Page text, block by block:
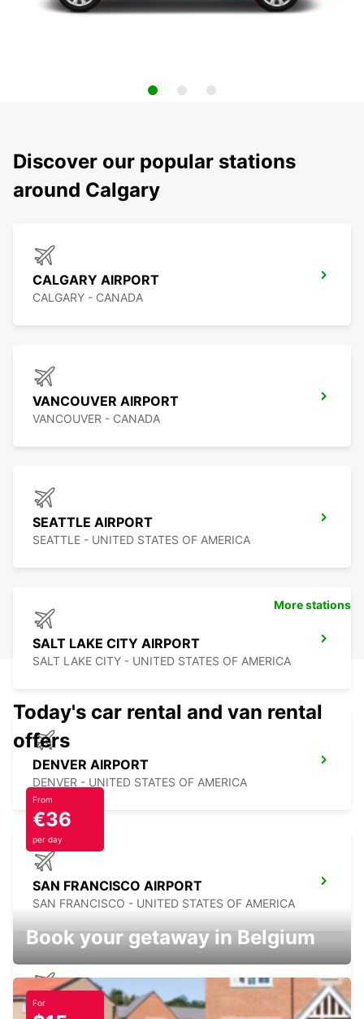
Discover our popular stations
around Calgary
CALGARY AIRPORT
CALGARY - CANADA
VANCOUVER AIRPORT
VANCOUVER - CANADA
SEATTLE AIRPORT
SEATTLE - UNITED STATES OF AMERICA
SALT LAKE CITY AIRPORT
SALT LAKE CITY - UNITED STATES OF AMERICA
DENVER AIRPORT
DENVER - UNITED STATES OF AMERICA
SAN FRANCISCO AIRPORT
SAN FRANCISCO - UNITED STATES OF AMERICA
SAN JOSE AIRPORT
More stations
Today's car rental and van rental
offers
From
€36
per day
Book your getaway in Belgium
For